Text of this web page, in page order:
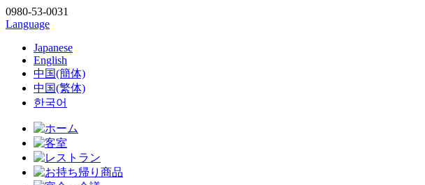
0980-53-0031
Language
Japanese
English
中国(簡体)
中国(繁体)
한국어